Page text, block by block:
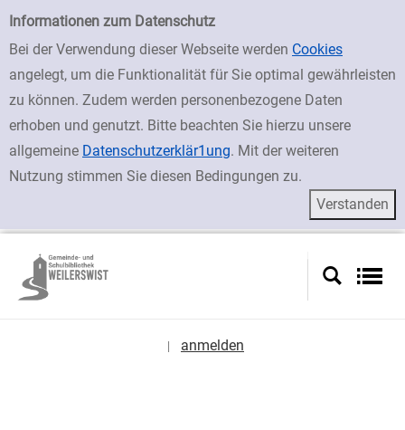
Einfache Suche
Informationen zum Datenschutz
Bei der Verwendung dieser Webseite werden Cookies
angelegt, um die Funktionalität für Sie optimal gewährleisten
zu können. Zudem werden personenbezogene Daten
erhoben und genutzt. Bitte beachten Sie hierzu unsere
allgemeine Datenschutzerklär1ung. Mit der weiteren
Nutzung stimmen Sie diesen Bedingungen zu.
zur Navigation springen
zum Inhalt springen
Zu den Suchfiltern springen
Zur Trefferliste springen
anmelden